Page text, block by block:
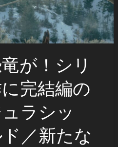
が！シリ
完結編の
ラシッ
／新たな